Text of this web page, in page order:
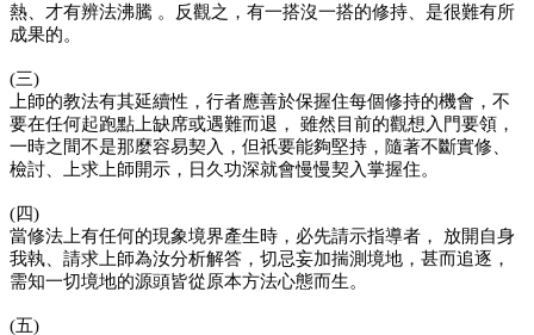
熱、才有辨法沸騰 。反觀之，有一搭沒一搭的修持、是很難有所
成果的。
(三)
上師的教法有其延續性，行者應善於保握住每個修持的機會，不
要在任何起跑點上缺席或遇難而退， 雖然目前的觀想入門要領，
一時之間不是那麼容易契入，但祇要能夠堅持，隨著不斷實修、
檢討、上求上師開示，日久功深就會慢慢契入掌握住。
(四)
當修法上有任何的現象境界產生時，必先請示指導者， 放開自身
我執、請求上師為汝分析解答，切忌妄加揣測境地，甚而追逐，
需知一切境地的源頭皆從原本方法心態而生。
(五)